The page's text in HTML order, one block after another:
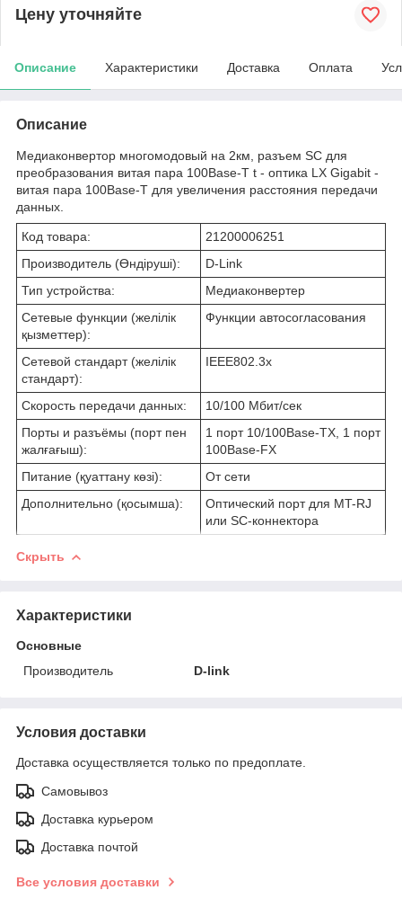
Цену уточняйте
Описание Характеристики Доставка Оплата
Описание
Медиаконвертор многомодовый на 2км, разъем SC для
преобразования витая пара 100Base-T t - оптика LX Gigabit -
витая пара 100Base-T для увеличения расстояния передачи
данных.
Код товара:
21200006251
Производитель (Өндіруші):
D-Link
Тип устройства:
Медиаконвертер
Сетевые функции (желілік
қызметтер):
Функции автосогласования
Сетевой стандарт (желілік
стандарт):
IEEE802.3x
Скорость передачи данных:
10/100 Мбит/сек
Порты и разъёмы (порт пен
жалғағыш):
1 порт 10/100Base-TX, 1 порт
100Base-FX
Питание (қуаттану көзі):
От сети
Дополнительно (қосымша):
Оптический порт для MT-RJ
или SC-коннектора
Скрыть
Характеристики
Основные
Производитель
D-link
Условия доставки
Доставка осуществляется только по предоплате.
Самовывоз
Доставка курьером
Доставка почтой
Все условия доставки